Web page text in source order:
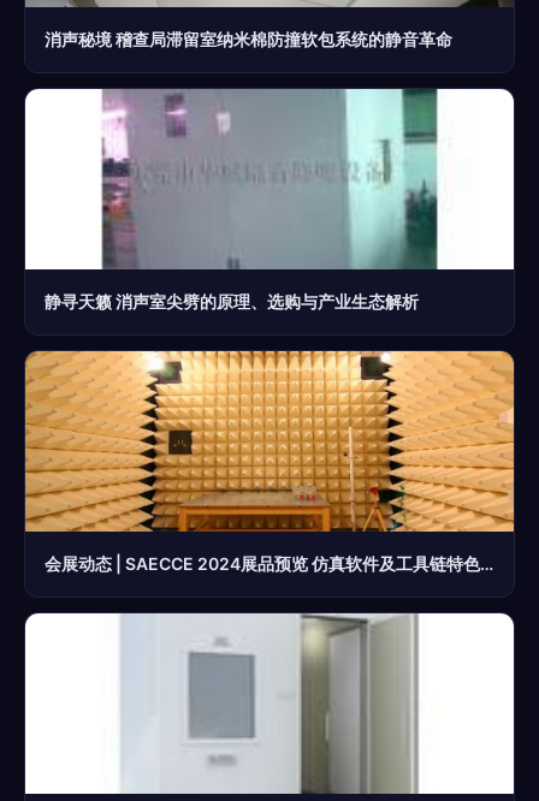
消声秘境 稽查局滞留室纳米棉防撞软包系统的静音革命
静寻天籁 消声室尖劈的原理、选购与产业生态解析
会展动态 | SAECCE 2024展品预览 仿真软件及工具链特色展专题 ① 消声室